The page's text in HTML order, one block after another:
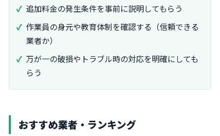
追加料金の発生条件を事前に説明してもらう
作業員の身元や教育体制を確認する（信頼できる
業者か）
万が一の破損やトラブル時の対応を明確にしても
らう
おすすめ業者・ランキング